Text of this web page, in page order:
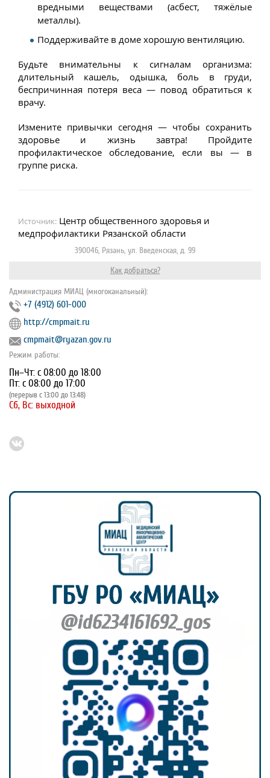
вредными веществами (асбест, тяжёлые
металлы).
Поддерживайте в доме хорошую вентиляцию.
Будьте внимательны к сигналам организма:
длительный кашель, одышка, боль в груди,
беспричинная потеря веса — повод обратиться к
врачу.
Измените привычки сегодня — чтобы сохранить
здоровье и жизнь завтра! Пройдите
профилактическое обследование, если вы — в
группе риска.
Источник: Центр общественного здоровья и
медпрофилактики Рязанской области
390046, Рязань, ул. Введенская, д. 99
Как добраться?
Администрация МИАЦ (многоканальный):
+7 (4912) 601-000
http://cmpmait.ru
cmpmait@ryazan.gov.ru
Режим работы:
Пн–Чт: с 08:00 до 18:00
Пт: с 08:00 до 17:00
(перерыв с 13:00 до 13:48)
Сб, Вс: выходной